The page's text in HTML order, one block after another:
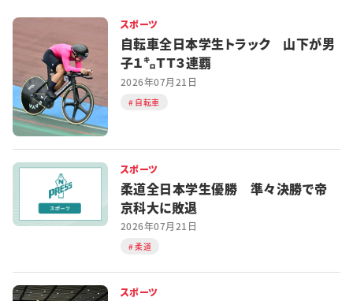
スポーツ
自転車全日本学生トラック 山下が男
子１㌔ＴＴ３連覇
2026年07月21日
自転車
スポーツ
柔道全日本学生優勝 準々決勝で帝
京科大に敗退
2026年07月21日
柔道
スポーツ